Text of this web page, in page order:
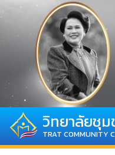
วิทยาลัยชุ
TRAT COMMUNITY